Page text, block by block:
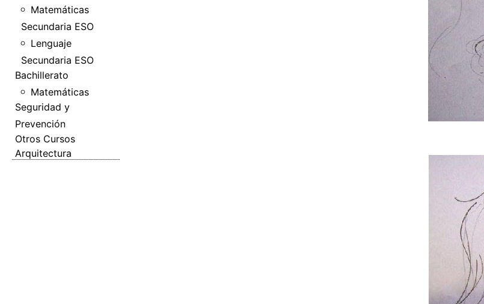
Matemáticas
Secundaria ESO
Lenguaje
Secundaria ESO
Bachillerato
Matemáticas
Seguridad y
Prevención
Otros Cursos
Arquitectura